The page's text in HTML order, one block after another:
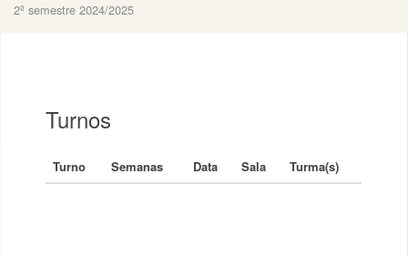
2º semestre 2024/2025
Turnos
Turno Semanas Data Sala Turma(s)